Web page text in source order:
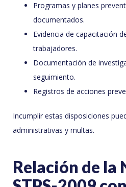
Programas y planes
documentados.
Evidencia de capacitación
trabajadores.
Documentación de
seguimiento.
Registros de acciones
Incumplir estas disposiciones
administrativas y multas.
Relación de la